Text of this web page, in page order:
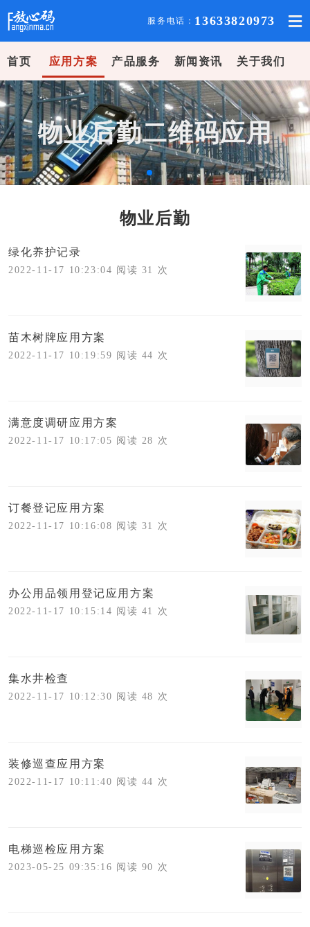
服务电话： 13633820973
首页 应用方案 产品服务 新闻资讯 关于我们
物业后勤二维码应用
物业后勤
绿化养护记录
2022-11-17 10:23:04 阅读 31 次
苗木树牌应用方案
2022-11-17 10:19:59 阅读 44 次
满意度调研应用方案
2022-11-17 10:17:05 阅读 28 次
订餐登记应用方案
2022-11-17 10:16:08 阅读 31 次
办公用品领用登记应用方案
2022-11-17 10:15:14 阅读 41 次
集水井检查
2022-11-17 10:12:30 阅读 48 次
装修巡查应用方案
2022-11-17 10:11:40 阅读 44 次
电梯巡检应用方案
2023-05-25 09:35:16 阅读 90 次